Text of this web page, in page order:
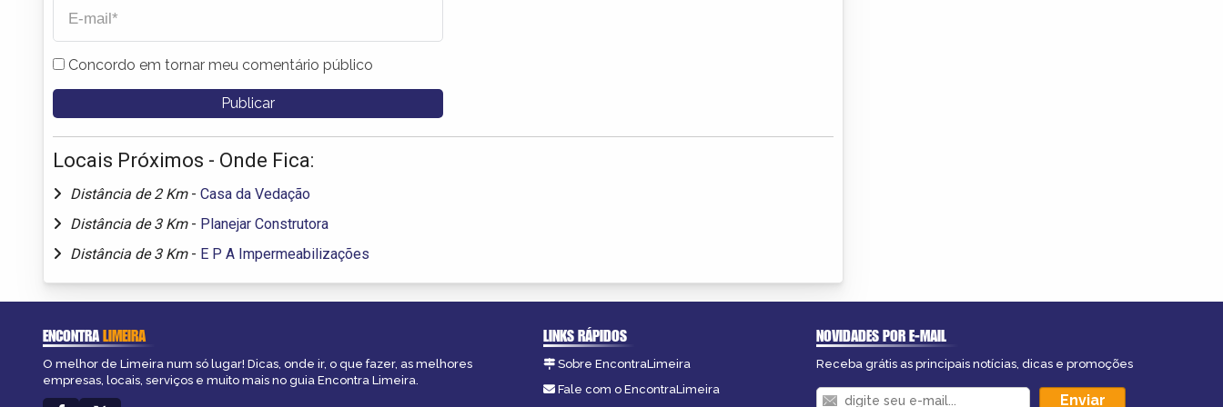
Concordo em tornar meu comentário público
Locais Próximos - Onde Fica:
Distância de 2 Km - Casa da Vedação
Distância de 3 Km - Planejar Construtora
Distância de 3 Km - E P A Impermeabilizações
ENCONTRALIMEIRA
O melhor de Limeira num só lugar! Dicas, onde ir, o que fazer, as melhores
empresas, locais, serviços e muito mais no guia Encontra Limeira.
LINKS RÁPIDOS
Sobre EncontraLimeira
Fale com o EncontraLimeira
NOVIDADES POR E-MAIL
Receba grátis as principais notícias, dicas e promoções